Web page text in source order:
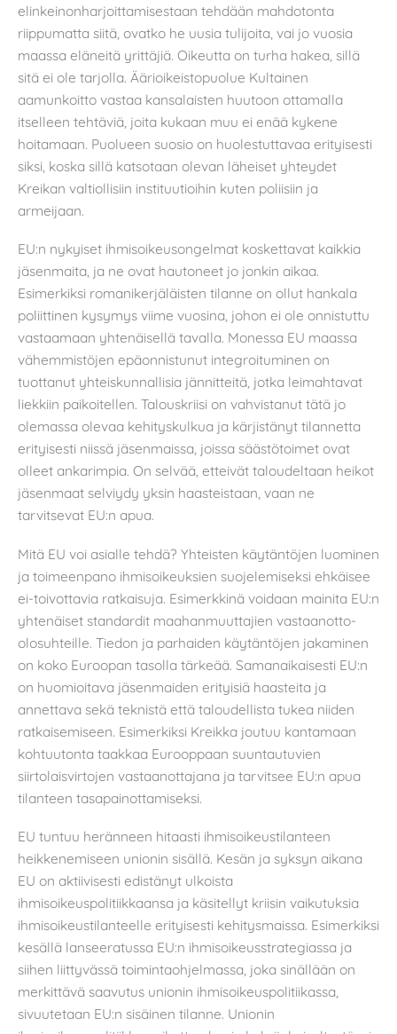
elinkeinonharjoittamisestaan tehdään mahdotonta
riippumatta siitä, ovatko he uusia tulijoita, vai jo vuosia
maassa eläneitä yrittäjiä. Oikeutta on turha hakea, sillä
sitä ei ole tarjolla. Äärioikeistopuolue Kultainen
aamunkoitto vastaa kansalaisten huutoon ottamalla
itselleen tehtäviä, joita kukaan muu ei enää kykene
hoitamaan. Puolueen suosio on huolestuttavaa erityisesti
siksi, koska sillä katsotaan olevan läheiset yhteydet
Kreikan valtiollisiin instituutioihin kuten poliisiin ja
armeijaan.
EU:n nykyiset ihmisoikeusongelmat koskettavat kaikkia
jäsenmaita, ja ne ovat hautoneet jo jonkin aikaa.
Esimerkiksi romanikerjäläisten tilanne on ollut hankala
poliittinen kysymys viime vuosina, johon ei ole onnistuttu
vastaamaan yhtenäisellä tavalla. Monessa EU maassa
vähemmistöjen epäonnistunut integroituminen on
tuottanut yhteiskunnallisia jännitteitä, jotka leimahtavat
liekkiin paikoitellen. Talouskriisi on vahvistanut tätä jo
olemassa olevaa kehityskulkua ja kärjistänyt tilannetta
erityisesti niissä jäsenmaissa, joissa säästötoimet ovat
olleet ankarimpia. On selvää, etteivät taloudeltaan heikot
jäsenmaat selviydy yksin haasteistaan, vaan ne
tarvitsevat EU:n apua.
Mitä EU voi asialle tehdä? Yhteisten käytäntöjen luominen
ja toimeenpano ihmisoikeuksien suojelemiseksi ehkäisee
ei-toivottavia ratkaisuja. Esimerkkinä voidaan mainita EU:n
yhtenäiset standardit maahanmuuttajien vastaanotto-
olosuhteille. Tiedon ja parhaiden käytäntöjen jakaminen
on koko Euroopan tasolla tärkeää. Samanaikaisesti EU:n
on huomioitava jäsenmaiden erityisiä haasteita ja
annettava sekä teknistä että taloudellista tukea niiden
ratkaisemiseen. Esimerkiksi Kreikka joutuu kantamaan
kohtuutonta taakkaa Eurooppaan suuntautuvien
siirtolaisvirtojen vastaanottajana ja tarvitsee EU:n apua
tilanteen tasapainottamiseksi.
EU tuntuu heränneen hitaasti ihmisoikeustilanteen
heikkenemiseen unionin sisällä. Kesän ja syksyn aikana
EU on aktiivisesti edistänyt ulkoista
ihmisoikeuspolitiikkaansa ja käsitellyt kriisin vaikutuksia
ihmisoikeustilanteelle erityisesti kehitysmaissa. Esimerkiksi
kesällä lanseeratussa EU:n ihmisoikeusstrategiassa ja
siihen liittyvässä toimintaohjelmassa, joka sinällään on
merkittävä saavutus unionin ihmisoikeuspolitiikassa,
sivuutetaan EU:n sisäinen tilanne. Unionin